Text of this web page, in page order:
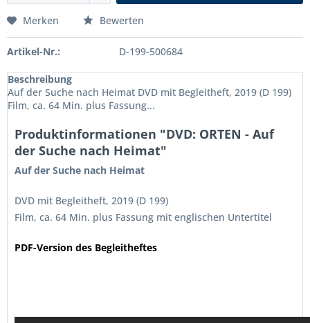
Merken Bewerten
Artikel-Nr.: D-199-500684
Beschreibung
Auf der Suche nach Heimat DVD mit Begleitheft, 2019 (D 199)
Film, ca. 64 Min. plus Fassung...
Produktinformationen "DVD: ORTEN - Auf
der Suche nach Heimat"
Auf der Suche nach Heimat
DVD mit Begleitheft, 2019 (D 199)
Film, ca. 64 Min. plus Fassung mit englischen Untertitel
PDF-Version des Begleitheftes